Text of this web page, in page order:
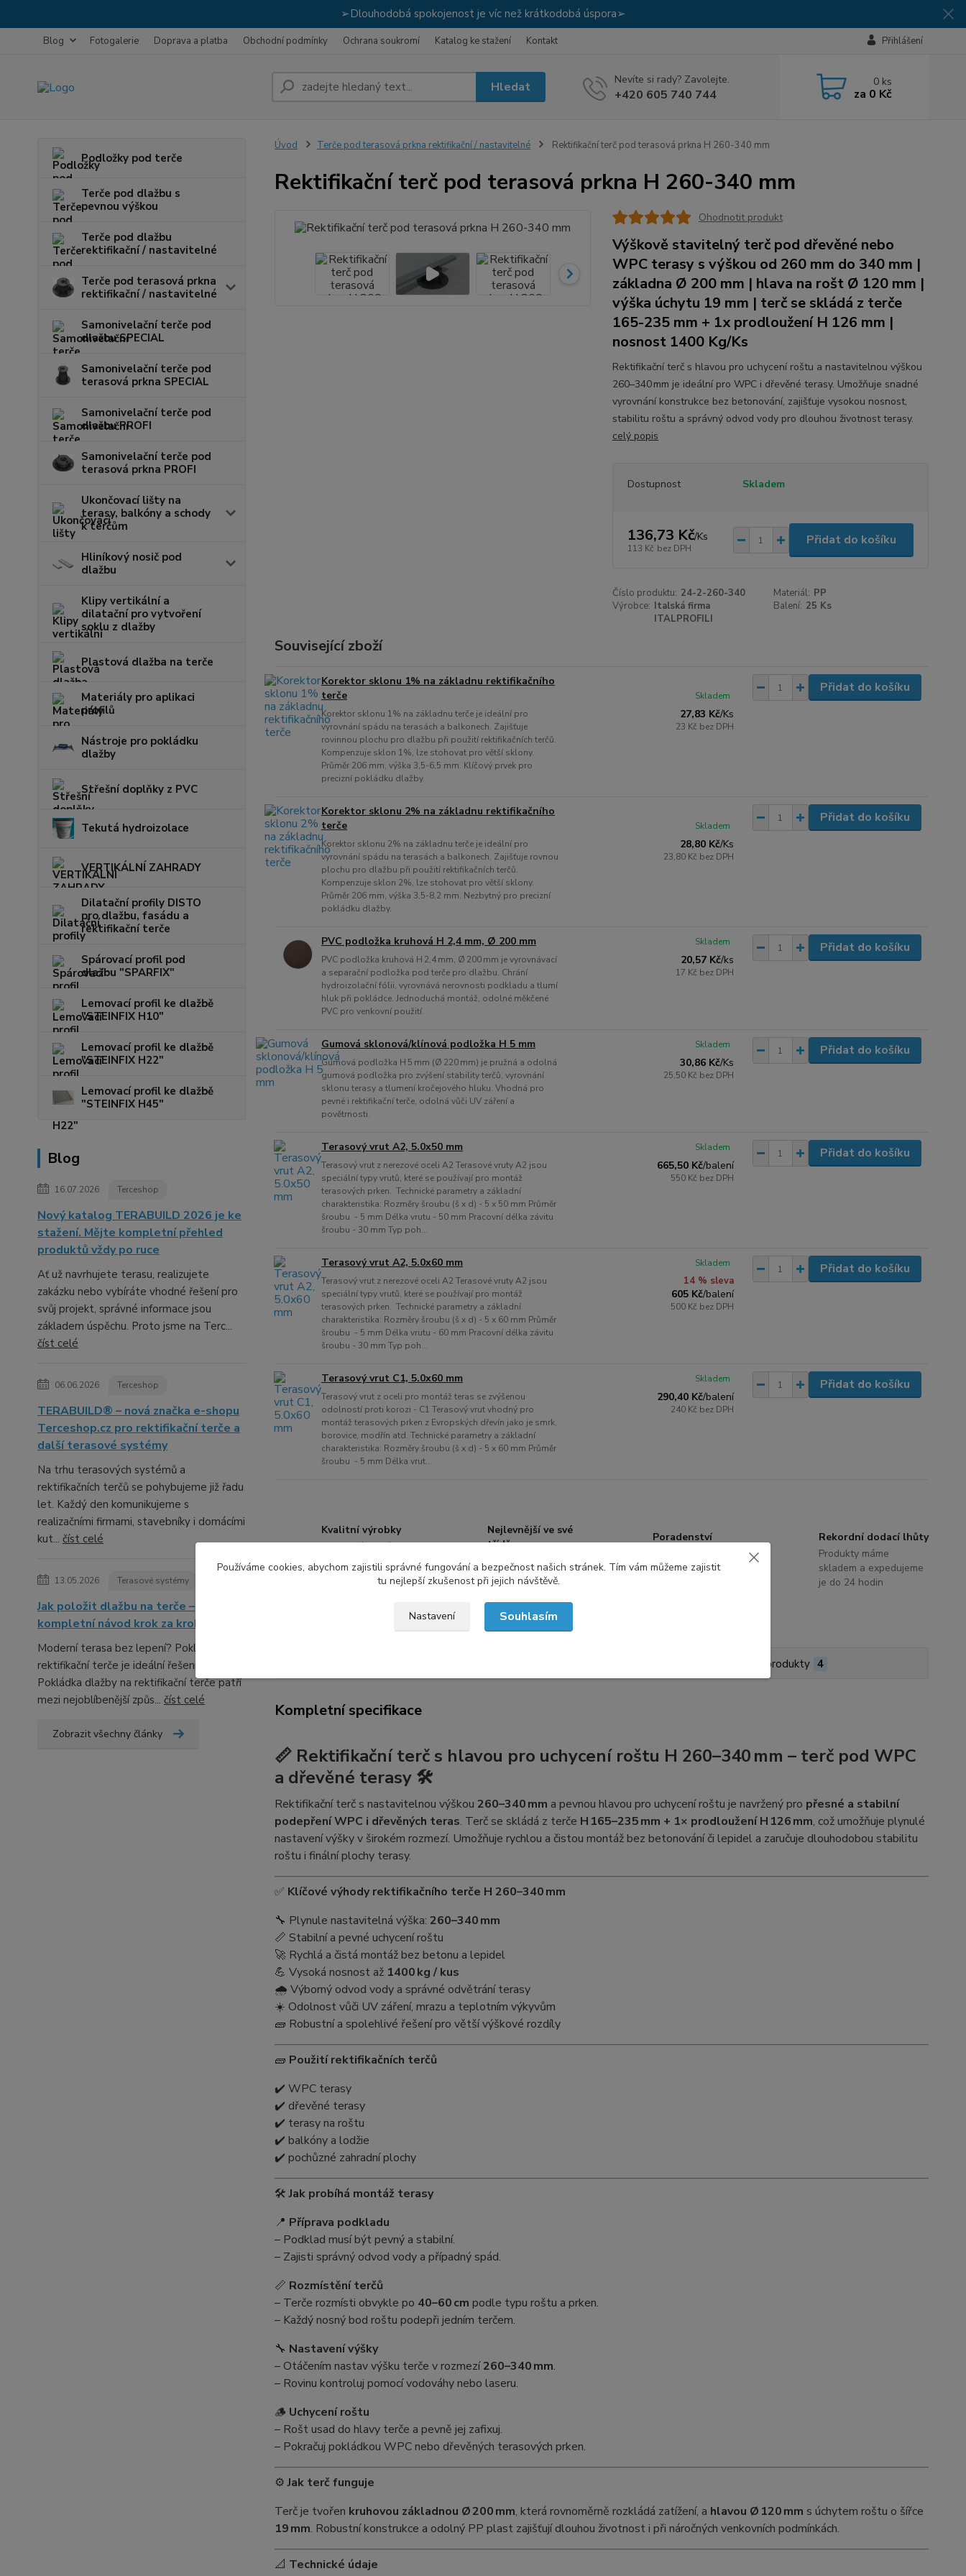
➢Dlouhodobá spokojenost je víc než krátkodobá úspora➢
Blog Fotogalerie Doprava a platba Obchodní podmínky Ochrana soukromí Katalog ke stažení Kontakt Přihlášení
Hledat Nevíte si rady? Zavolejte.
+420 605 740 744
0 ks
za 0 Kč
Podložky pod terče
Terče pod dlažbu s
pevnou výškou
Terče pod dlažbu
rektifikační / nastavitelné
Terče pod terasová prkna
rektifikační / nastavitelné
Samonivelační terče pod
dlažbu SPECIAL
Samonivelační terče pod
terasová prkna SPECIAL
Samonivelační terče pod
dlažbu PROFI
Samonivelační terče pod
terasová prkna PROFI
Ukončovací lišty na
terasy, balkóny a schody
k terčům
Hliníkový nosič pod
dlažbu
Klipy vertikální a
dilatační pro vytvoření
soklu z dlažby
Plastová dlažba na terče
Materiály pro aplikaci
profilů
Nástroje pro pokládku
dlažby
Střešní doplňky z PVC
Tekutá hydroizolace
VERTIKÁLNÍ ZAHRADY
Dilatační profily DISTO
pro dlažbu, fasádu a
rektifikační terče
Spárovací profil pod
dlažbu "SPARFIX"
Lemovací profil ke dlažbě
"STEINFIX H10"
Lemovací profil ke dlažbě
"STEINFIX H22"
Lemovací profil ke dlažbě
"STEINFIX H45"
Blog
16.07.2026 Terceshop
Nový katalog TERABUILD 2026 je ke
stažení. Mějte kompletní přehled
produktů vždy po ruce
Ať už navrhujete terasu, realizujete
zakázku nebo vybíráte vhodné řešení pro
svůj projekt, správné informace jsou
základem úspěchu. Proto jsme na Terc...
číst celé
06.06.2026 Terceshop
TERABUILD® – nová značka e-shopu
Terceshop.cz pro rektifikační terče a
další terasové systémy
Na trhu terasových systémů a
rektifikačních terčů se pohybujeme již řadu
let. Každý den komunikujeme s
realizačními firmami, stavebníky i domácími
kut... číst celé
13.05.2026 Terasové systémy
Jak položit dlažbu na terče –
kompletní návod krok za krokem
Moderní terasa bez lepení? Pokládka na
rektifikační terče je ideální řešení...
Pokládka dlažby na rektifikační terče patří
mezi nejoblíbenější způs... číst celé
Zobrazit všechny články
Úvod Terče pod terasová prkna rektifikační / nastavitelné Rektifikační terč pod terasová prkna H 260-340 mm
Rektifikační terč pod terasová prkna H 260-340 mm
Ohodnotit produkt
Výškově stavitelný terč pod dřevěné nebo
WPC terasy s výškou od 260 mm do 340 mm |
základna Ø 200 mm | hlava na rošt Ø 120 mm |
výška úchytu 19 mm | terč se skládá z terče
165-235 mm + 1x prodloužení H 126 mm |
nosnost 1400 Kg/Ks
Rektifikační terč s hlavou pro uchycení roštu a nastavitelnou výškou
260–340 mm je ideální pro WPC i dřevěné terasy. Umožňuje snadné
vyrovnání konstrukce bez betonování, zajišťuje vysokou nosnost,
stabilitu roštu a správný odvod vody pro dlouhou životnost terasy.
celý popis
Dostupnost Skladem
136,73 Kč/Ks
113 Kč bez DPH
Přidat do košíku
Číslo produktu: 24-2-260-340 Materiál: PP
Výrobce: Italská firma
ITALPROFILI
Balení: 25 Ks
Související zboží
Korektor sklonu 1% na základnu rektifikačního
terče
Korektor sklonu 1% na základnu terče je ideální pro
vyrovnání spádu na terasách a balkonech. Zajišťuje
rovinnou plochu pro dlažbu při použití rektifikačních terčů.
Kompenzuje sklon 1%, lze stohovat pro větší sklony.
Průměr 206 mm, výška 3,5-6,5 mm. Klíčový prvek pro
precizní pokládku dlažby.
27,83 Kč/Ks
23 Kč bez DPH
Skladem
Přidat do košíku
Korektor sklonu 2% na základnu rektifikačního
terče
Korektor sklonu 2% na základnu terče je ideální pro
vyrovnání spádu na terasách a balkonech. Zajišťuje rovnou
plochu pro dlažbu při použití rektifikačních terčů.
Kompenzuje sklon 2%, lze stohovat pro větší sklony.
Průměr 206 mm, výška 3,5-8,2 mm. Nezbytný pro precizní
pokládku dlažby.
28,80 Kč/Ks
23,80 Kč bez DPH
Skladem
Přidat do košíku
PVC podložka kruhová H 2,4 mm, Ø 200 mm
PVC podložka kruhová H 2,4 mm, Ø 200 mm je vyrovnávací
a separační podložka pod terče pro dlažbu. Chrání
hydroizolační fólii, vyrovnává nerovnosti podkladu a tlumí
hluk při pokládce. Jednoduchá montáž, odolné měkčené
PVC pro venkovní použití.
20,57 Kč/ks
17 Kč bez DPH
Skladem Přidat do košíku
Gumová sklonová/klínová podložka H 5 mm
Gumová podložka H 5 mm (Ø 220 mm) je pružná a odolná
gumová podložka pro zvýšení stability terčů, vyrovnání
sklonu terasy a tlumení kročejového hluku. Vhodná pro
pevné i rektifikační terče, odolná vůči UV záření a
povětrnosti.
30,86 Kč/Ks
25,50 Kč bez DPH
Skladem Přidat do košíku
Terasový vrut A2, 5.0x50 mm
Terasový vrut z nerezové oceli A2 Terasové vruty A2 jsou
speciální typy vrutů, které se používají pro montáž
terasových prken. Technické parametry a základní
charakteristika: Rozměry šroubu (š x d) - 5 x 50 mm Průměr
šroubu - 5 mm Délka vrutu - 50 mm Pracovní délka závitu
šroubu - 30 mm Typ poh...
665,50 Kč/balení
550 Kč bez DPH
Skladem Přidat do košíku
Terasový vrut A2, 5.0x60 mm
Terasový vrut z nerezové oceli A2 Terasové vruty A2 jsou
speciální typy vrutů, které se používají pro montáž
terasových prken. Technické parametry a základní
charakteristika: Rozměry šroubu (š x d) - 5 x 60 mm Průměr
šroubu - 5 mm Délka vrutu - 60 mm Pracovní délka závitu
šroubu - 30 mm Typ poh...
14 % sleva
605 Kč/balení
500 Kč bez DPH
Skladem Přidat do košíku
Terasový vrut C1, 5.0x60 mm
Terasový vrut z oceli pro montáž teras se zvýšenou
odolností proti korozi - C1 Terasový vrut vhodný pro
montáž terasových prken z Evropských dřevín jako je smrk,
borovice, modřín atd. Technické parametry a základní
charakteristika: Rozměry šroubu (š x d) - 5 x 60 mm Průměr
šroubu - 5 mm Délka vrut...
290,40 Kč/balení
240 Kč bez DPH
Skladem Přidat do košíku
Kvalitní výrobky
Terasové systémy od
prověřených
dodavatelů z Itálie,
Čech a Slovenska
Nejlevnější ve své
třídě
Skvělá cena produktů
při porovnání stejné
nosnosti
Poradenství
S výběrem terasových
systémů a příslušenství
Rekordní dodací lhůty
Produkty máme
skladem a expedujeme
je do 24 hodin
Podobné produkty 4
Kompletní specifikace
📏 Rektifikační terč s hlavou pro uchycení roštu H 260–340 mm – terč pod WPC
a dřevěné terasy 🛠️
Rektifikační terč s nastavitelnou výškou 260–340 mm a pevnou hlavou pro uchycení roštu je navržený pro přesné a stabilní
podepření WPC i dřevěných teras. Terč se skládá z terče H 165–235 mm + 1× prodloužení H 126 mm, což umožňuje plynulé
nastavení výšky v širokém rozmezí. Umožňuje rychlou a čistou montáž bez betonování či lepidel a zaručuje dlouhodobou stabilitu
roštu i finální plochy terasy.
✅ Klíčové výhody rektifikačního terče H 260–340 mm
🔧 Plynule nastavitelná výška: 260–340 mm
📏 Stabilní a pevné uchycení roštu
🚀 Rychlá a čistá montáž bez betonu a lepidel
💪 Vysoká nosnost až 1400 kg / kus
🌧️ Výborný odvod vody a správné odvětrání terasy
☀️ Odolnost vůči UV záření, mrazu a teplotním výkyvům
🧱 Robustní a spolehlivé řešení pro větší výškové rozdíly
🧱 Použití rektifikačních terčů
✔️ WPC terasy
✔️ dřevěné terasy
✔️ terasy na roštu
✔️ balkóny a lodžie
✔️ pochůzné zahradní plochy
🛠️Jak probíhá montáž terasy
📍 Příprava podkladu
– Podklad musí být pevný a stabilní.
– Zajisti správný odvod vody a případný spád.
📏 Rozmístění terčů
– Terče rozmísti obvykle po 40–60 cm podle typu roštu a prken.
– Každý nosný bod roštu podepři jedním terčem.
🔧 Nastavení výšky
– Otáčením nastav výšku terče v rozmezí260–340 mm.
– Rovinu kontroluj pomocí vodováhy nebo laseru.
🪵 Uchycení roštu
– Rošt usad do hlavy terče a pevně jej zafixuj.
– Pokračuj pokládkou WPC nebo dřevěných terasových prken.
⚙️Jak terč funguje
Terč je tvořen kruhovou základnou Ø 200 mm, která rovnoměrně rozkládá zatížení, a hlavou Ø 120 mm s úchytem roštu o šířce
19 mm. Robustní konstrukce a odolný PP plast zajišťují dlouhou životnost i při náročných venkovních podmínkách.
📐 Technické údaje
Používáme cookies, abychom zajistili správné fungování a bezpečnost našich stránek. Tím vám můžeme zajistit
tu nejlepší zkušenost při jejich návštěvě.
Nastavení Souhlasím